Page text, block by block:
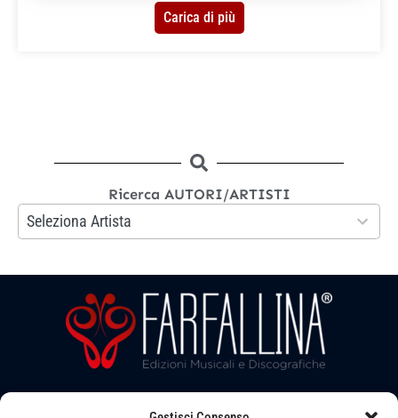
Carica di più
Ricerca AUTORI/ARTISTI
Seleziona Artista
133
results